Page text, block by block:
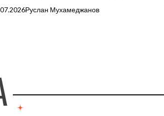
Руслан Мухамеджанов